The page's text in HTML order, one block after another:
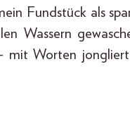
Fundstück als
Wassern
mit Worten